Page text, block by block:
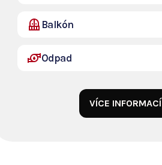
Balkón
Odpad
VÍCE INFORMACÍ